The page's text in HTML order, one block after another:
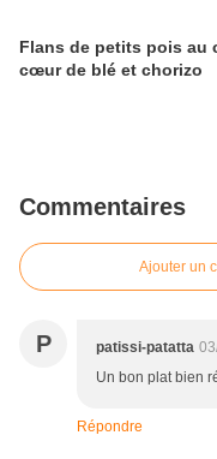
Flans de petits pois au
cœur de blé et chorizo
Commentaires
Ajouter un
P patissi-patatta
Un bon plat bien
Répondre